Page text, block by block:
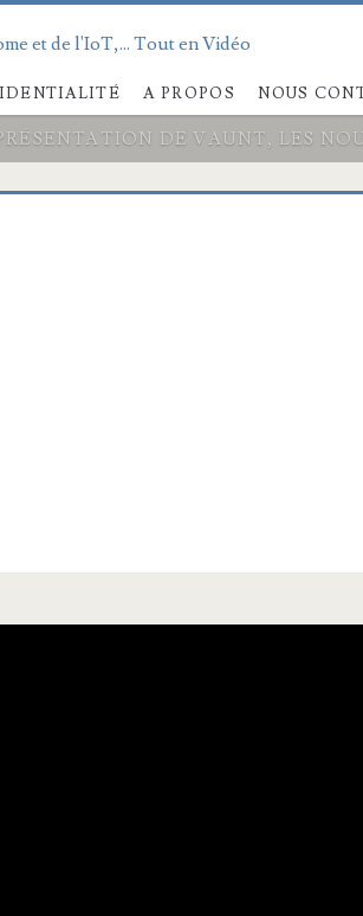
et de l'IoT,... Tout en Vidéo
A PROPOS NOUS
DE VAUNT, LES